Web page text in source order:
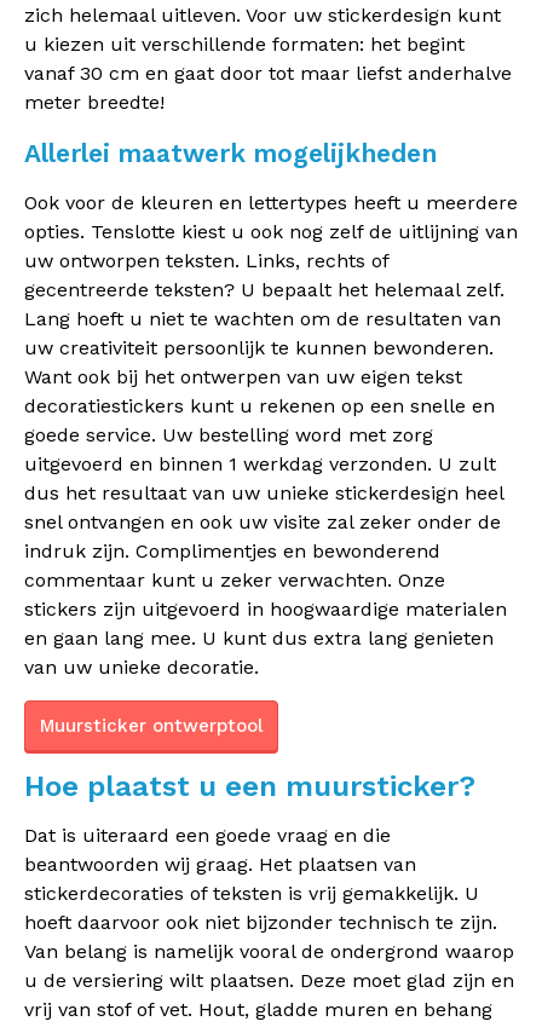
zich helemaal uitleven. Voor uw stickerdesign kunt
u kiezen uit verschillende formaten: het begint
vanaf 30 cm en gaat door tot maar liefst anderhalve
meter breedte!
Allerlei maatwerk mogelijkheden
Ook voor de kleuren en lettertypes heeft u meerdere
opties. Tenslotte kiest u ook nog zelf de uitlijning van
uw ontworpen teksten. Links, rechts of
gecentreerde teksten? U bepaalt het helemaal zelf.
Lang hoeft u niet te wachten om de resultaten van
uw creativiteit persoonlijk te kunnen bewonderen.
Want ook bij het ontwerpen van uw eigen tekst
decoratiestickers kunt u rekenen op een snelle en
goede service. Uw bestelling word met zorg
uitgevoerd en binnen 1 werkdag verzonden. U zult
dus het resultaat van uw unieke stickerdesign heel
snel ontvangen en ook uw visite zal zeker onder de
indruk zijn. Complimentjes en bewonderend
commentaar kunt u zeker verwachten. Onze
stickers zijn uitgevoerd in hoogwaardige materialen
en gaan lang mee. U kunt dus extra lang genieten
van uw unieke decoratie.
Muursticker ontwerptool
Hoe plaatst u een muursticker?
Dat is uiteraard een goede vraag en die
beantwoorden wij graag. Het plaatsen van
stickerdecoraties of teksten is vrij gemakkelijk. U
hoeft daarvoor ook niet bijzonder technisch te zijn.
Van belang is namelijk vooral de ondergrond waarop
u de versiering wilt plaatsen. Deze moet glad zijn en
vrij van stof of vet. Hout, gladde muren en behang